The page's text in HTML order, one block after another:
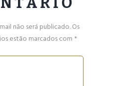
não será publicado. Os
estão marcados com *